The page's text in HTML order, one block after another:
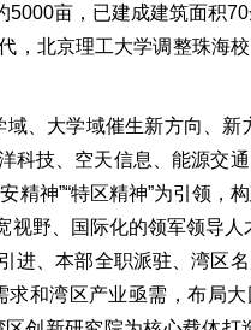
亩，已建成建筑面积
，北京理工大学调整珠海
、大学域催生新方向、新
科技、空天信息、能源交
神”“特区精神”为引领，
野、国际化的领军领导人
进、本部全职派驻、湾区
和湾区产业亟需，布局